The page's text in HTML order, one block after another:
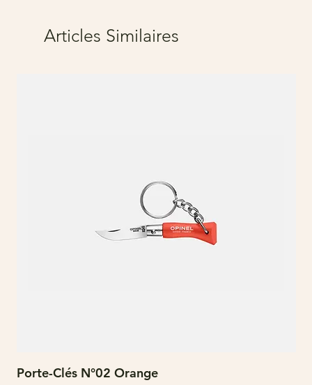
Articles Similaires
Porte-Clés N°02 Orange